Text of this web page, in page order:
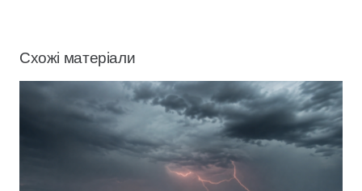
Схожі матеріали